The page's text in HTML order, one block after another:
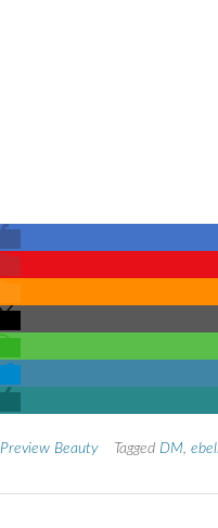
Preview Beauty Tagged DM,